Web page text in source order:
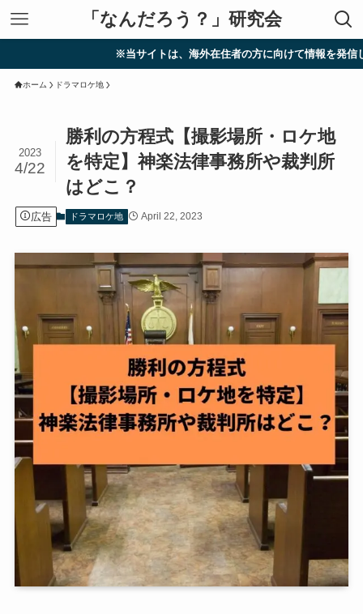
「なんだろう？」研究会
※当サイトは、海外在住者の方に向けて情報を発信しています。
ホーム ドラマロケ地
勝利の方程式【撮影場所・ロケ地
を特定】神楽法律事務所や裁判所
はどこ？
2023
4/22
広告 ドラマロケ地 April 22, 2023